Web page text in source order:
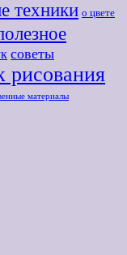
техники о цвете
советы
рисования
материалы